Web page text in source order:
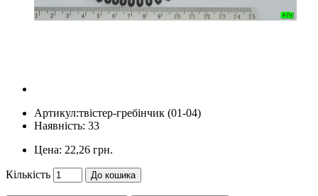
Артикул:твістер-гребінчик (01-04)
Наявність: 33
Цена: 22,26 грн.
Кількість До кошика